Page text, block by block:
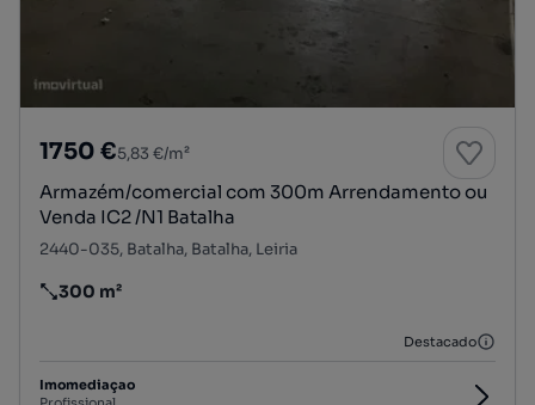
1750 €5,83 €/m²
Armazém/comercial com 300m Arrendamento ou
Venda IC2 /N1 Batalha
2440-035, Batalha, Batalha, Leiria
Preço por metro quadrado
300 m²
Destacado
Imomediaçao